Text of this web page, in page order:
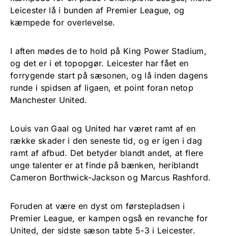
Leicester lå i bunden af Premier League, og
kæmpede for overlevelse.
I aften mødes de to hold på King Power Stadium,
og det er i et topopgør. Leicester har fået en
forrygende start på sæsonen, og lå inden dagens
runde i spidsen af ligaen, et point foran netop
Manchester United.
Louis van Gaal og United har været ramt af en
række skader i den seneste tid, og er igen i dag
ramt af afbud. Det betyder blandt andet, at flere
unge talenter er at finde på bænken, heriblandt
Cameron Borthwick-Jackson og Marcus Rashford.
Foruden at være en dyst om førstepladsen i
Premier League, er kampen også en revanche for
United, der sidste sæson tabte 5-3 i Leicester.